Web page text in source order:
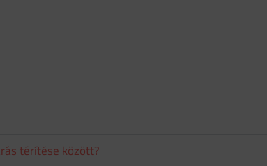
térítése között?